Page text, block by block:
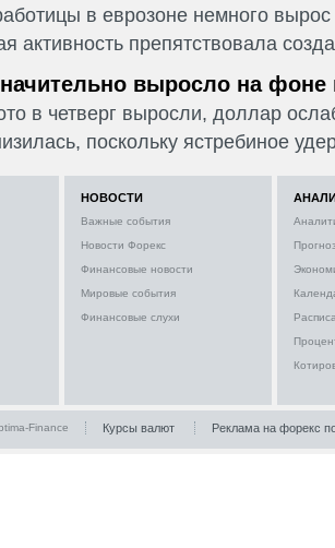
в еврозоне немного
активность препятствовала
выросло на фоне
в четверг выросли, доллар
поскольку ястребиное
НОВОСТИ
Важные события
Новости Форекс
Финансовые новости
Мировые события
Финансовые слухи
Finance Курсы валют Реклама на форекс